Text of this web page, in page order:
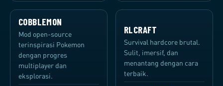
COBBLEMON
Mod open-source
terinspirasi Pokemon
dengan progres
multiplayer dan
eksplorasi.
RLCRAFT
Survival hardcore brutal.
Sulit, imersif, dan
menantang dengan cara
terbaik.